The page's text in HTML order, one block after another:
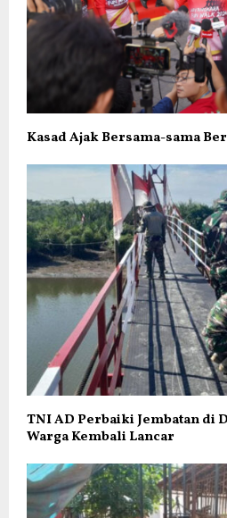
Kasad Ajak Bersama-sama
TNI AD Perbaiki Jembatan di
Warga Kembali Lancar